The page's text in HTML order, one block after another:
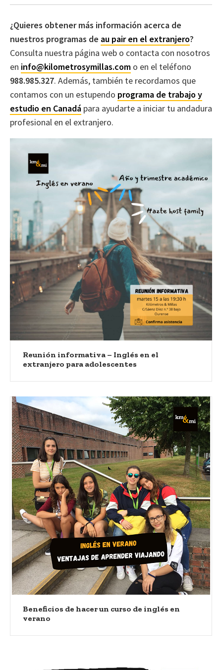
¿Quieres obtener más información acerca de
nuestros programas de au pair en el extranjero?
Consulta nuestra página web o contacta con nosotros
en info@kilometrosymillas.com o en el teléfono
988.985.327. Además, también te recordamos que
contamos con un estupendo programa de trabajo y
estudio en Canadá para ayudarte a iniciar tu andadura
profesional en el extranjero.
Reunión informativa – Inglés en el
extranjero para adolescentes
Beneficios de hacer un curso de inglés en
verano